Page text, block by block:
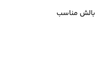
بالش مناسب